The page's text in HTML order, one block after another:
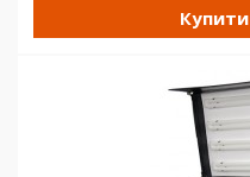
Купити